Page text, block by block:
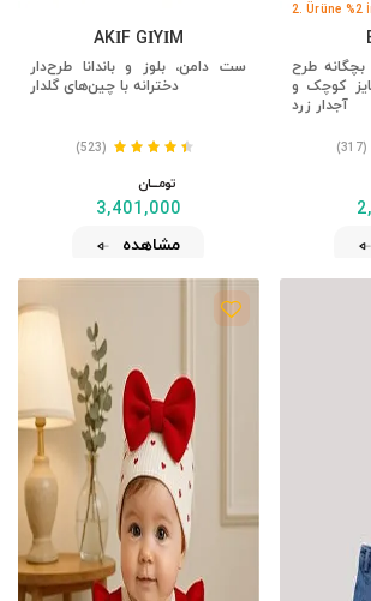
2. Ürüne %2
طرح
کوچک و
آجدار زرد
(317)
AKİF GİYİM
ست دامن، بلوز و باندانا طرح‌دار
دخترانه با چین‌های گلدار
(523)
تومــــــان
3,401,000
مشاهده